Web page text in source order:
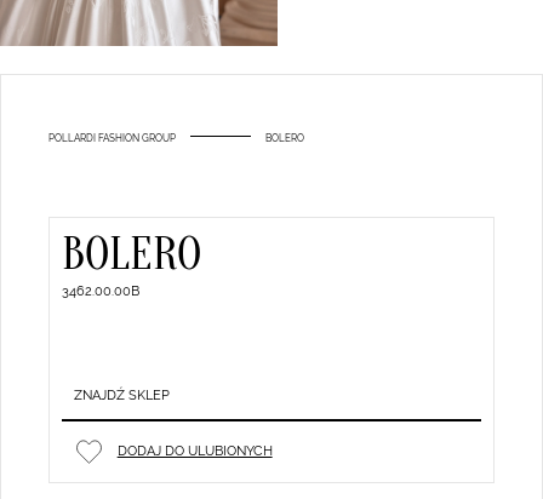
POLLARDI FASHION GROUP BOLERO
BOLERO
3462.00.00B
ZNAJDŹ SKLEP
DODAJ DO ULUBIONYCH